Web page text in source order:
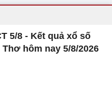
5/8 - Kết quả xổ số
Thơ hôm nay 5/8/2026